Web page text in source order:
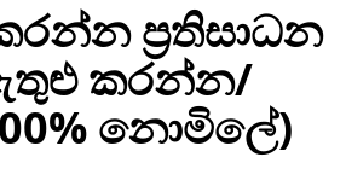
ප්‍රතිසාධන
ඇතුළු කරන්න/
නොමිලේ)